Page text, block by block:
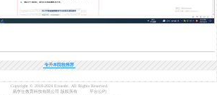
专升本院校推荐
Copyright © 2018-2024 Exueshi. All Rights Reserved.
易学仕教育科技有限公司 版权所有
平台公约